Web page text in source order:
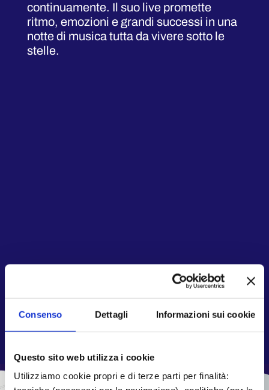
Consenso Dettagli Informazioni sui cookie
Questo sito web utilizza i cookie
Utilizziamo cookie propri e di terze parti per finalità:
continuamente. Il suo live promette
ritmo, emozioni e grandi successi in una
notte di musica tutta da vivere sotto le
stelle.